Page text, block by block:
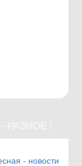
- новости